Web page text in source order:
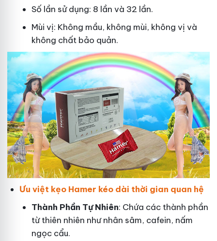
Số lần sử dụng: 8 lần và 32 lần.
Mùi vị: Không mầu, không mùi, không vị và
không chất bảo quản.
Ưu việt kẹo Hamer kéo dài thời gian quan hệ
Thành Phần Tự Nhiên: Chứa các thành phần
từ thiên nhiên như nhân sâm, cafein, nấm
ngọc cẩu.